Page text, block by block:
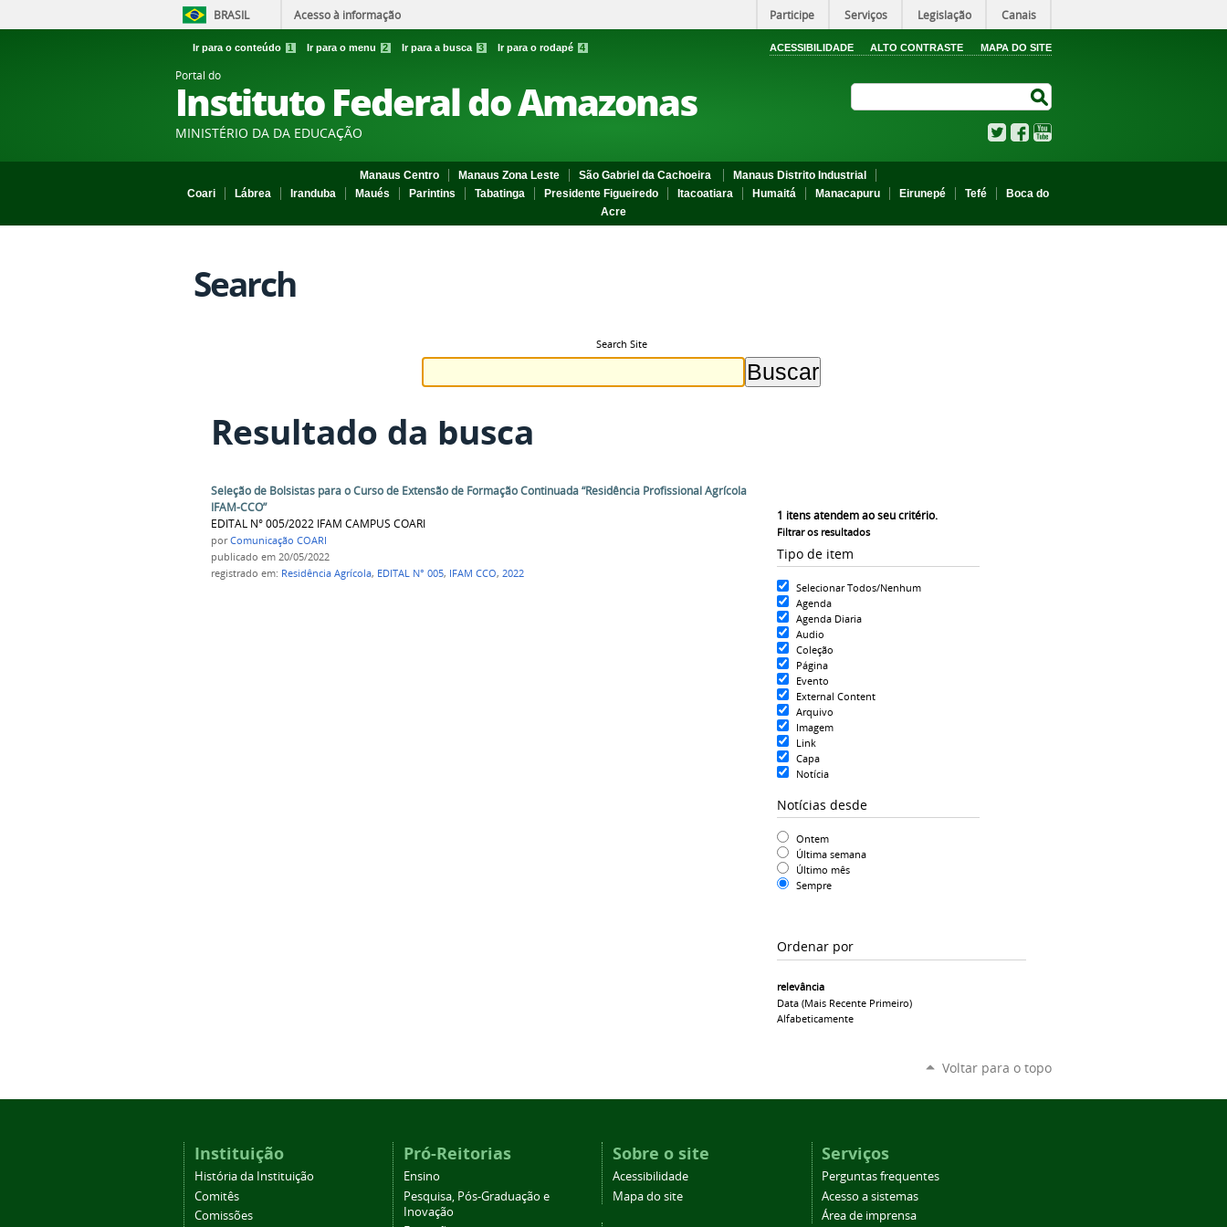
BRASIL Acesso à informação Participe Serviços Legislação Canais
Ir para o conteúdo 1 Ir para o menu 2 Ir para a busca 3 Ir para o rodapé 4 ACESSIBILIDADE ALTO CONTRASTE MAPA DO SITE
Portal do
Instituto Federal do Amazonas
MINISTÉRIO DA DA EDUCAÇÃO TwitterFacebook
Manaus Centro Manaus Zona Leste São Gabriel da Cachoeira
Manaus Distrito Industrial
Coari
Lábrea Iranduba Maués Parintins Tabatinga Presidente Figueiredo Itacoatiara Humaitá Manacapuru Eirunepé Tefé
Boca do
Acre
Search
Search Site
Resultado da busca
1 itens atendem ao seu critério.
Filtrar os resultados
Tipo de item
Selecionar Todos/Nenhum
Agenda
Agenda Diaria
Audio
Coleção
Página
Evento
External Content
Arquivo
Imagem
Link
Capa
Notícia
Notícias desde
Ontem
Última semana
Último mês
Sempre
Ordenar por
relevância
Data (mais Recente Primeiro)
Alfabeticamente
Seleção de Bolsistas para o Curso de Extensão de Formação Continuada “Residência Profissional Agrícola
IFAM-CCO”
EDITAL N° 005/2022 IFAM CAMPUS COARI
porComunicação COARI
publicado em 20/05/2022
registrado em: Residência Agrícola, EDITAL N° 005, IFAM CCO, 2022
Voltar para o topo
Instituição
História da Instituição
Comitês
Comissões
Pró-Reitorias
Ensino
Pesquisa, Pós-Graduação e
Inovação
Sobre o site
Acessibilidade
Mapa do site
Serviços
Perguntas frequentes
Acesso a sistemas
Área de imprensa